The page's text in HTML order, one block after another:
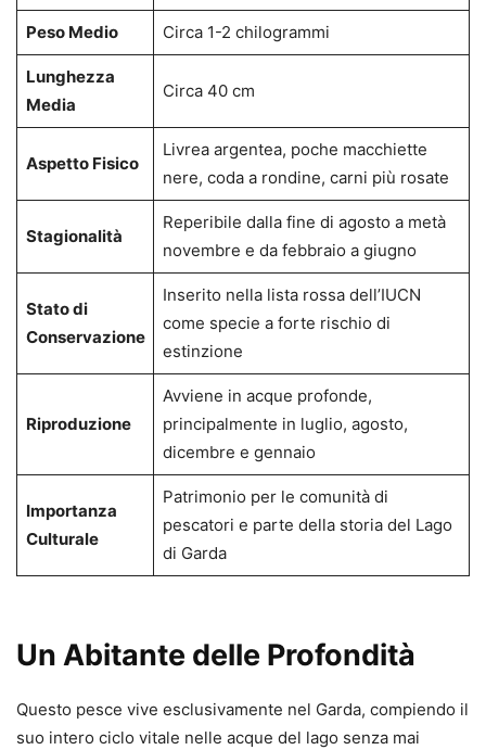
Peso Medio Circa 1-2 chilogrammi
Lunghezza
Media
Circa 40 cm
Aspetto Fisico
Livrea argentea, poche macchiette
nere, coda a rondine, carni più rosate
Stagionalità
Reperibile dalla fine di agosto a metà
novembre e da febbraio a giugno
Stato di
Conservazione
Inserito nella lista rossa dell’IUCN
come specie a forte rischio di
estinzione
Riproduzione
Avviene in acque profonde,
principalmente in luglio, agosto,
dicembre e gennaio
Importanza
Culturale
Patrimonio per le comunità di
pescatori e parte della storia del Lago
di Garda
Un Abitante delle Profondità
Questo pesce vive esclusivamente nel Garda, compiendo il
suo intero ciclo vitale nelle acque del lago senza mai